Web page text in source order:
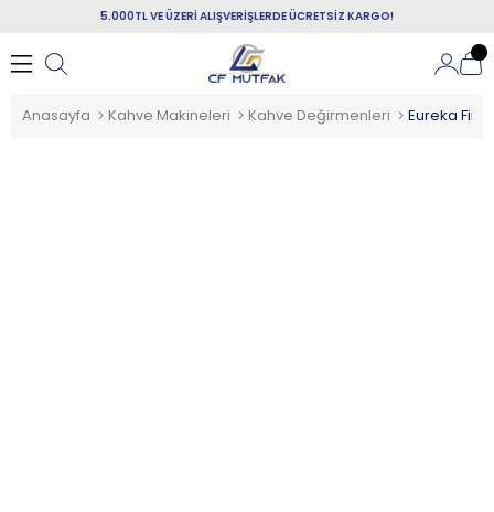
5.000TL VE ÜZERİ ALIŞVERİŞLERDE ÜCRETSİZ KARGO!
Anasayfa Kahve Makineleri Kahve Değirmenleri Eureka